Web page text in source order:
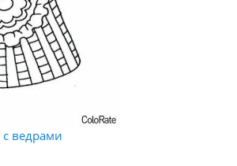
ведрами